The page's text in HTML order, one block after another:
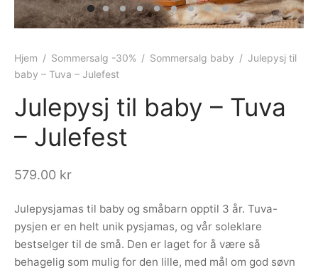
Hjem / Sommersalg -30% / Sommersalg baby / Julepysj til
baby – Tuva – Julefest
Julepysj til baby – Tuva
– Julefest
579.00 kr
Julepysjamas til baby og småbarn opptil 3 år. Tuva-
pysjen er en helt unik pysjamas, og vår soleklare
bestselger til de små. Den er laget for å være så
behagelig som mulig for den lille, med mål om god søvn
teppe